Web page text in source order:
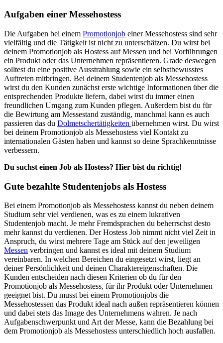
Aufgaben einer Messehostess
Die Aufgaben bei einem Promotionjob einer Messehostess sind sehr
vielfältig und die Tätigkeit ist nicht zu unterschätzen. Du wirst bei
deinem Promotionjob als Hostess auf Messen und bei Vorführungen
ein Produkt oder das Unternehmen repräsentieren. Grade deswegen
solltest du eine positive Ausstrahlung sowie ein selbstbewusstes
Auftreten mitbringen. Bei deinem Studentenjob als Messehostess
wirst du den Kunden zunächst erste wichtige Informationen über die
entsprechenden Produkte liefern, dabei wirst du immer einen
freundlichen Umgang zum Kunden pflegen. Außerdem bist du für
die Bewirtung am Messestand zuständig, manchmal kann es auch
passieren das du Dolmetschertätigkeiten übernehmen wirst. Du wirst
bei deinem Promotionjob als Messehostess viel Kontakt zu
internationalen Gästen haben und kannst so deine Sprachkenntnisse
verbessern.
Du suchst einen Job als Hostess? Hier bist du richtig!
Gute bezahlte Studentenjobs als Hostess
Bei einem Promotionjob als Messehostess kannst du neben deinem
Studium sehr viel verdienen, was es zu einem lukrativen
Studentenjob macht. Je mehr Fremdsprachen du beherrschst desto
mehr kannst du verdienen. Der Hostess Job nimmt nicht viel Zeit in
Anspruch, du wirst mehrere Tage am Stück auf den jeweiligen
Messen verbringen und kannst es ideal mit deinem Studium
vereinbaren. In welchen Bereichen du eingesetzt wirst, liegt an
deiner Persönlichkeit und deinen Charaktereigenschaften. Die
Kunden entscheiden nach diesen Kriterien ob du für den
Promotionjob als Messehostess, für ihr Produkt oder Unternehmen
geeignet bist. Du musst bei einem Promotionjobs die
Messehostessen das Produkt ideal nach außen repräsentieren können
und dabei stets das Image des Unternehmens wahren. Je nach
Aufgabenschwerpunkt und Art der Messe, kann die Bezahlung bei
dem Promotionjob als Messehostess unterschiedlich hoch ausfallen.